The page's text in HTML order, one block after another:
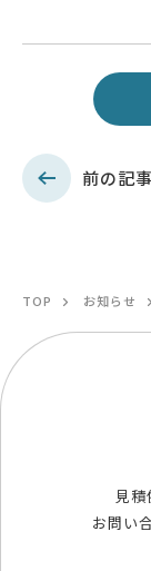
前の記
TOP お知らせ
見
お問い